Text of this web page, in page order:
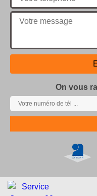
On vous